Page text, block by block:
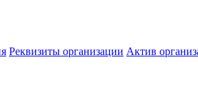
Реквизиты организации Актив